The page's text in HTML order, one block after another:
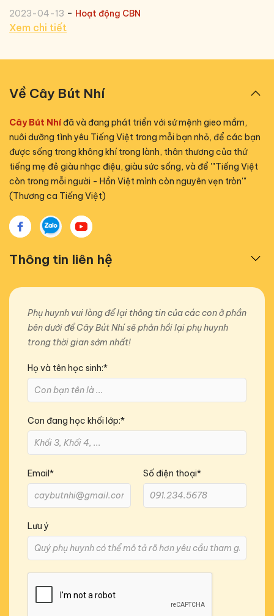
2023-04-13 - Hoạt động CBN
Xem chi tiết
Về Cây Bút Nhí
Cây Bút Nhíđã và đang phát triển với sứ mệnh gieo mầm,
nuôi dưỡng tình yêu Tiếng Việt trong mỗi bạn nhỏ, để các bạn
được sống trong không khí trong lành, thân thương của thứ
tiếng mẹ đẻ giàu nhạc điệu, giàu sức sống, và để '"Tiếng Việt
còn trong mỗi người - Hồn Việt mình còn nguyên vẹn tròn'"
(Thương ca Tiếng Việt)
Thông tin liên hệ
Phụ huynh vui lòng để lại thông tin của các con ở phần
bên dưới để Cây Bút Nhí sẽ phản hồi lại phụ huynh
trong thời gian sớm nhất!
Họ và tên học sinh:*
Con đang học khối lớp:*
Email* Số điện thoại*
Lưu ý